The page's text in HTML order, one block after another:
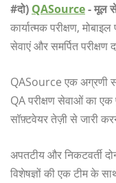
#दो) QASource- मूल
कार्यात्मक परीक्षण,
सेवाएं और समर्पित परीक्षण
QASource एक अग्रणी
QA परीक्षण सेवाओं का
सॉफ़्टवेयर तेज़ी से जारी
अपतटीय और निकटवर्ती
विशेषज्ञों की एक टीम के